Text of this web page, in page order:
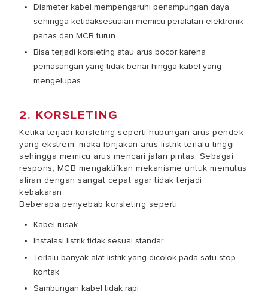
Diameter kabel mempengaruhi penampungan daya
sehingga ketidaksesuaian memicu peralatan elektronik
panas dan MCB turun.
Bisa terjadi korsleting atau arus bocor karena
pemasangan yang tidak benar hingga kabel yang
mengelupas.
2. KORSLETING
Ketika terjadi korsleting seperti hubungan arus pendek
yang ekstrem, maka lonjakan arus listrik terlalu tinggi
sehingga memicu arus mencari jalan pintas. Sebagai
respons, MCB mengaktifkan mekanisme untuk memutus
aliran dengan sangat cepat agar tidak terjadi
kebakaran.
Beberapa penyebab korsleting seperti:
Kabel rusak
Instalasi listrik tidak sesuai standar
Terlalu banyak alat listrik yang dicolok pada satu stop
kontak
Sambungan kabel tidak rapi